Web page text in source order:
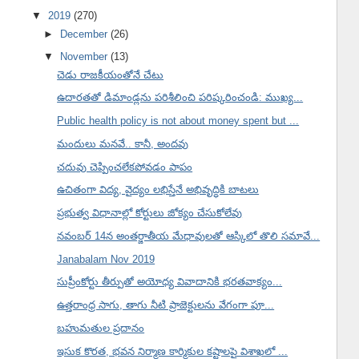
▼ 2019 (270)
► December(26)
▼
November(13)
చెడు రాజకీయంతోనే చేటు
ఉదారతతో డిమాండ్లను పరిశీలించి పరిష్కరించండి: ముఖ్య...
Public health policy is not about money spent but ...
మందులు మనవే.. కానీ, అందవు
చదువు చెప్పించలేకపోవడం పాపం
ఉచితంగా విద్య, వైద్యం లభిస్తేనే అభివృద్ధికి బాటలు
ప్రభుత్వ విధానాల్లో కోర్టులు జోక్యం చేసుకోలేవు
నవంబర్ 14న అంతర్జాతీయ మేధావులతో ఆస్కిలో తొలి సమావే...
Janabalam Nov 2019
సుప్రీంకోర్టు తీర్పుతో అయోధ్య వివాదానికి భరతవాక్యం...
ఉత్తరాంధ్ర సాగు, తాగు నీటి ప్రాజెక్టులను వేగంగా పూ...
బహుమతుల ప్రదానం
ఇసుక కొరత, భవన నిర్మాణ కార్మికుల కష్టాలపై విశాఖలో ...